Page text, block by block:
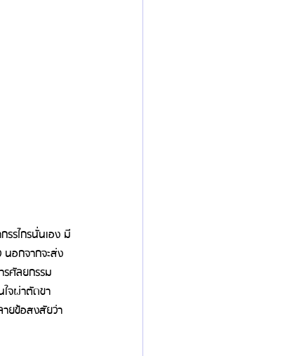
รรไกรนั่นเอง มี
อกจากจะส่ง
รศัลยกรรม
จผ่าตัดขา
ายข้อสงสัยว่า